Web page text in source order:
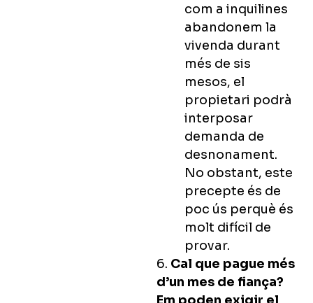
com a inquilines
abandonem la
vivenda durant
més de sis
mesos, el
propietari podrà
interposar
demanda de
desnonament.
No obstant, este
precepte és de
poc ús perquè és
molt difícil de
provar.
6. Cal que pague més
d’un mes de fiança?